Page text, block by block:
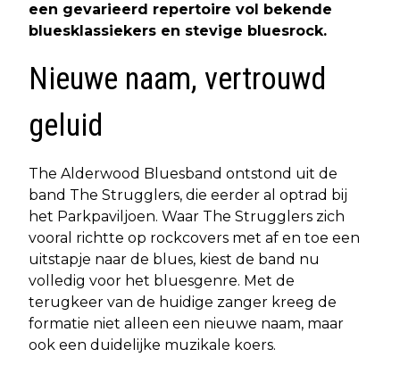
een gevarieerd repertoire vol bekende
bluesklassiekers en stevige bluesrock.
Nieuwe naam, vertrouwd
geluid
The Alderwood Bluesband ontstond uit de
band The Strugglers, die eerder al optrad bij
het Parkpaviljoen. Waar The Strugglers zich
vooral richtte op rockcovers met af en toe een
uitstapje naar de blues, kiest de band nu
volledig voor het bluesgenre. Met de
terugkeer van de huidige zanger kreeg de
formatie niet alleen een nieuwe naam, maar
ook een duidelijke muzikale koers.